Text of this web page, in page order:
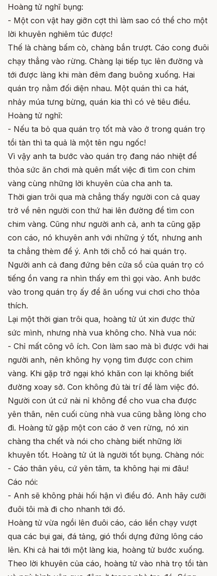
Hoàng tử nghĩ bụng:
- Một con vật hay giỡn cợt thì làm sao có thể cho một
lời khuyên nghiêm túc được!
Thế là chàng bấm cò, chàng bắn trượt. Cáo cong đuôi
chạy thẳng vào rừng. Chàng lại tiếp tục lên đường và
tới được làng khi màn đêm đang buông xuống. Hai
quán trọ nằm đối diện nhau. Một quán thì ca hát,
nhảy múa tưng bừng, quán kia thì có vẻ tiêu điều.
Hoàng tử nghĩ:
- Nếu ta bỏ qua quán trọ tốt mà vào ở trong quán trọ
tồi tàn thì ta quả là một tên ngu ngốc!
Vì vậy anh ta bước vào quán trọ đang náo nhiệt để
thỏa sức ăn chơi mà quên mất việc đi tìm con chim
vàng cùng những lời khuyên của cha anh ta.
Thời gian trôi qua mà chẳng thấy người con cả quay
trở về nên người con thứ hai lên đường để tìm con
chim vàng. Cũng như người anh cả, anh ta cũng gặp
con cáo, nó khuyên anh với những ý tốt, nhưng anh
ta chẳng thèm để ý. Anh tới chỗ có hai quán trọ.
Người anh cả đang đứng bên cửa sổ của quán trọ có
tiếng ồn vang ra nhìn thấy em thì gọi vào. Anh bước
vào trong quán trọ ấy để ăn uống vui chơi cho thỏa
thích.
Lại một thời gian trôi qua, hoàng tử út xin được thử
sức mình, nhưng nhà vua không cho. Nhà vua nói:
- Chỉ mất công vô ích. Con làm sao mà bì được với hai
người anh, nên không hy vọng tìm được con chim
vàng. Khi gặp trở ngại khó khăn con lại không biết
đường xoay sở. Con không đủ tài trí để làm việc đó.
Người con út cứ nài nỉ không để cho vua cha được
yên thân, nên cuối cùng nhà vua cũng bằng lòng cho
đi. Hoàng tử gặp một con cáo ở ven rừng, nó xin
chàng tha chết và nói cho chàng biết những lời
khuyên tốt. Hoàng tử út là người tốt bụng. Chàng nói:
- Cáo thân yêu, cứ yên tâm, ta không hại mi đâu!
Cáo nói:
- Anh sẽ không phải hối hận vì điều đó. Anh hãy cưỡi
đuôi tôi mà đi cho nhanh tới đó.
Hoàng tử vừa ngồi lên đuôi cáo, cáo liền chạy vượt
qua các bụi gai, đá tảng, gió thổi dựng đứng lông cáo
lên. Khi cả hai tới một làng kia, hoàng tử bước xuống.
Theo lời khuyên của cáo, hoàng tử vào nhà trọ tồi tàn